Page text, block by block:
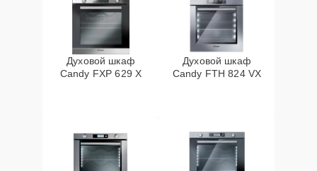
Духовой шкаф
Candy FXP 629 X
Духовой шкаф
Candy FTH 824 VX